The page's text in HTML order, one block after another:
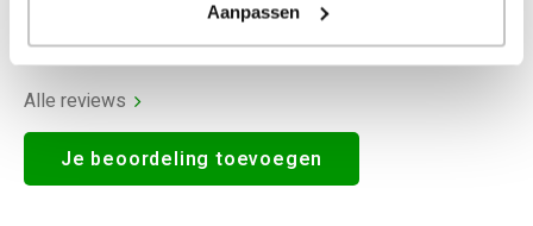
Aanpassen
Alle reviews
Je beoordeling toevoegen